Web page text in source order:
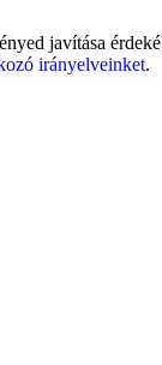
javítása
irányelveinket.